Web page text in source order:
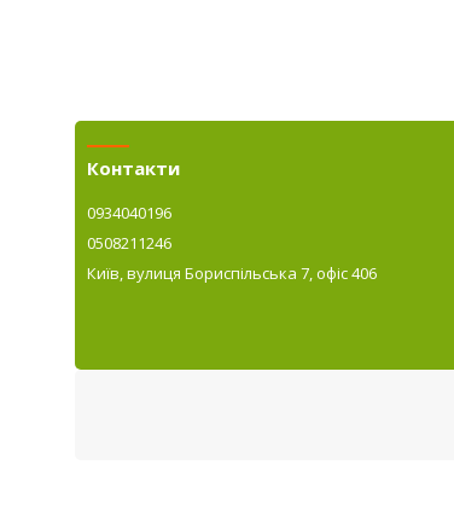
Контакти
0934040196
0508211246
Київ, вулиця Бориспільська 7, офіс 406